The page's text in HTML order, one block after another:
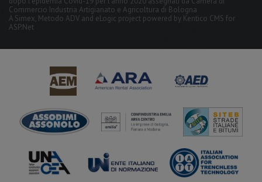
Commercio Industria Artigianato e Agricoltura di Bologna
A Simex, Metodo ADV and eLogic project powered by Kentico CMS for
ASP.Net